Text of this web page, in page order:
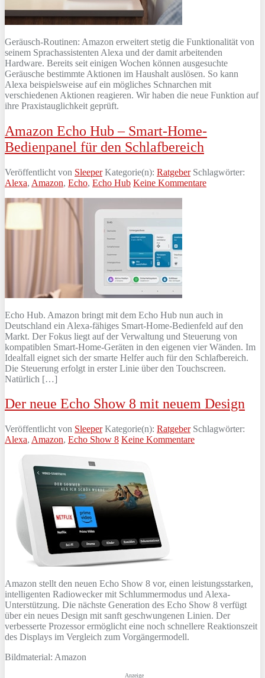
Geräusch-Routinen: Amazon erweitert stetig die Funktionalität von
seinem Sprachassistenten Alexa und der damit arbeitenden
Hardware. Bereits seit einigen Wochen können ausgesuchte
Geräusche bestimmte Aktionen im Haushalt auslösen. So kann
Alexa beispielsweise auf ein mögliches Schnarchen mit
verschiedenen Aktionen reagieren. Wir haben die neue Funktion auf
ihre Praxistauglichkeit geprüft.
Amazon Echo Hub – Smart-Home-
Bedienpanel für den Schlafbereich
Veröffentlicht von Sleeper Kategorie(n): RatgeberSchlagwörter:
Alexa, Amazon, Echo, Echo Hub Keine Kommentare
Echo Hub. Amazon bringt mit dem Echo Hub nun auch in
Deutschland ein Alexa-fähiges Smart-Home-Bedienfeld auf den
Markt. Der Fokus liegt auf der Verwaltung und Steuerung von
kompatiblen Smart-Home-Geräten in den eigenen vier Wänden. Im
Idealfall eignet sich der smarte Helfer auch für den Schlafbereich.
Die Steuerung erfolgt in erster Linie über den Touchscreen.
Natürlich […]
Der neue Echo Show 8 mit neuem Design
Veröffentlicht von Sleeper Kategorie(n): RatgeberSchlagwörter:
Alexa, Amazon, Echo Show 8 Keine Kommentare
Amazon stellt den neuen Echo Show 8 vor, einen leistungsstarken,
intelligenten Radiowecker mit Schlummermodus und Alexa-
Unterstützung. Die nächste Generation des Echo Show 8 verfügt
über ein neues Design mit sanft geschwungenen Linien. Der
verbesserte Prozessor ermöglicht eine noch schnellere Reaktionszeit
des Displays im Vergleich zum Vorgängermodell.
Bildmaterial: Amazon
Anzeige